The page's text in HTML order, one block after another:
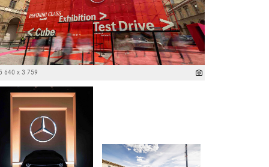
640 x 3 759